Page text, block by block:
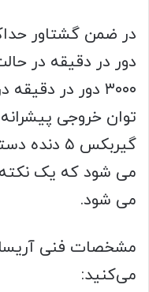
۳۰۰۰ دور در
توان خروجی
گیربکس ۵
می شود که یک
می شود.
مشخصات فنی
می‌کنید: